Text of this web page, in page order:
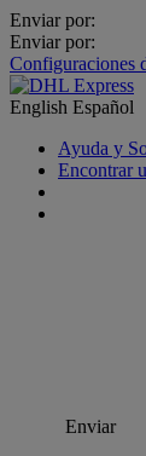
Enviar por:
Enviar por:
Configuraciones
English Español
Ayuda y
Encontrar
Enviar